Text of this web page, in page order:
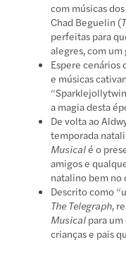
com músicas
Chad Beguelin (
perfeitas para
alegres, com um
Espere
e músicas
a magia desta
De volta ao
temporada
Musicalé o
amigos e
natalino bem no
Descrito como
The Telegraph,
Musical para
crianças e pais